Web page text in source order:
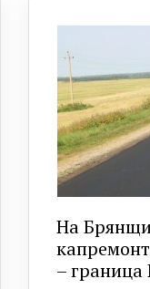
На
– граница